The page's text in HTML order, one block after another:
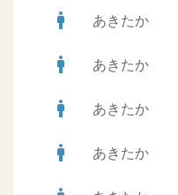
man あきたか
man あきたか
man あきたか
man あきたか